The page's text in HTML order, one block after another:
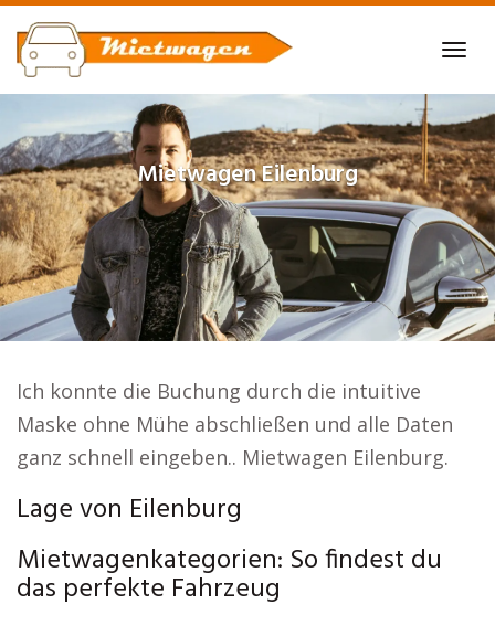
Skip
to
main
content
MietwagenEilenburg
Ich konnte die Buchung durch die intuitive
Maske ohne Mühe abschließen und alle Daten
ganz schnell eingeben.. Mietwagen Eilenburg.
Lage von Eilenburg
Mietwagenkategorien: So findest du
das perfekte Fahrzeug